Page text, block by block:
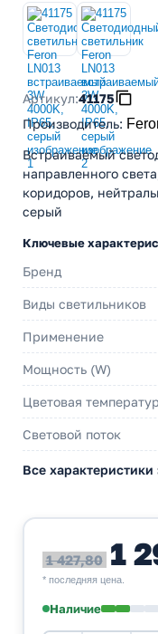
Артикул:41175
Производитель:
Встраиваемый
направленного
коридоров,
серый
Ключевые
Бренд
Виды светильников
Применение
Мощность (W)
Цветовая
Световой поток
Все характеристики
1 427,80 1
* последняя цена.
Наличие